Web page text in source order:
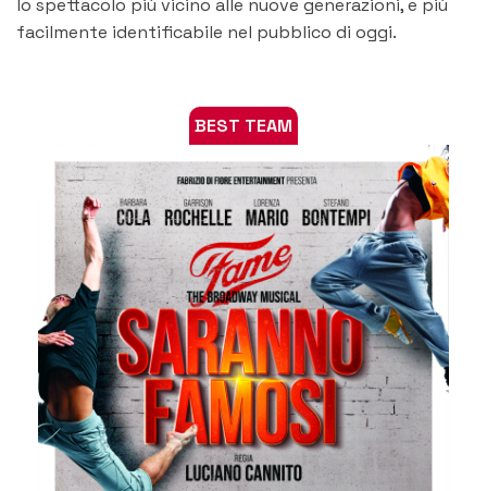
lo spettacolo più vicino alle nuove generazioni, e più
facilmente identificabile nel pubblico di oggi.
BEST TEAM